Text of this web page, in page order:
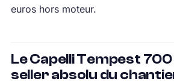
euros hors moteur.
Le Capelli Tempest
seller absolu du